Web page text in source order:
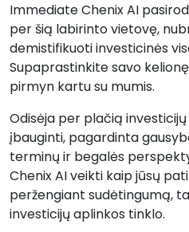
Immediate Chenix AI
per šią labirinto vietovę,
demistifikuoti investicinės
Supaprastinkite savo
pirmyn kartu su mumis.
Odisėja per plačią
įbauginti, pagardinta
terminų ir begalės
Chenix AI veikti kaip jūsų
peržengiant sudėtingumą,
investicijų aplinkos tinklo.